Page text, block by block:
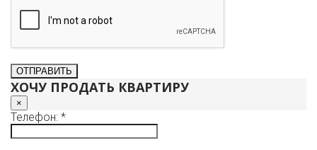
ХОЧУ ПРОДАТЬ КВАРТИРУ
×
Телефон: *